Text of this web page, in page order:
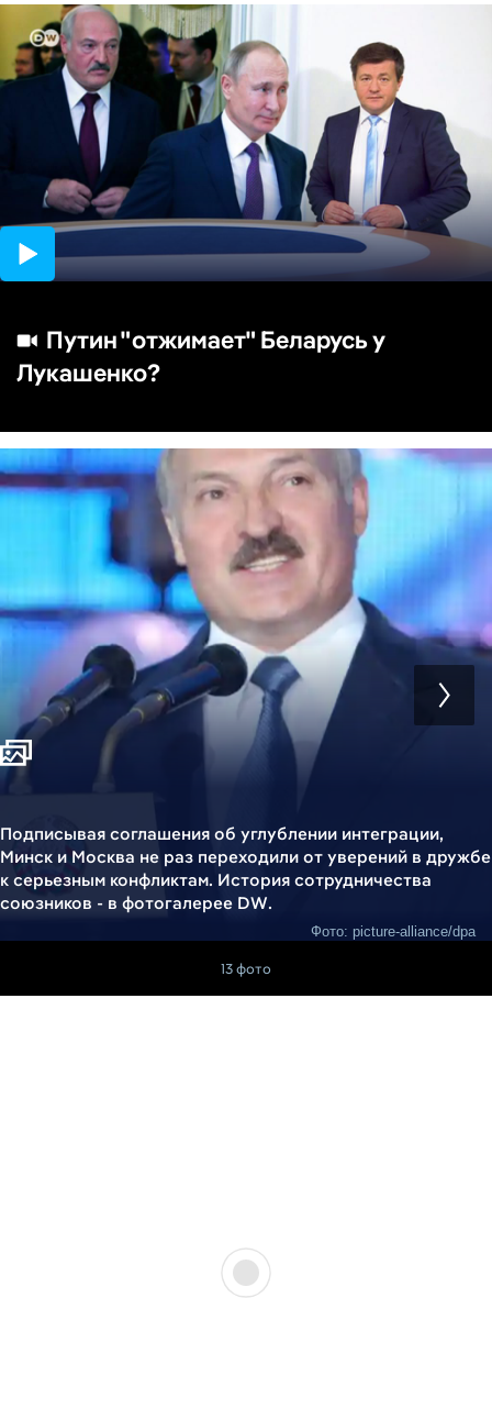
Путин "отжимает" Беларусь у
Лукашенко?
16:28
Подписывая соглашения об углублении интеграции,
Минск и Москва не раз переходили от уверений в дружбе
к серьезным конфликтам. История сотрудничества
союзников - в фотогалерее DW.
Фото: picture-alliance/dpa
13 фото